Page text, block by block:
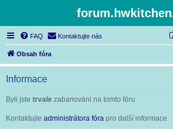
FAQ Kontaktujte nás
Obsah fóra
Informace
Byli jste trvale zabanováni na tomto fóru.
Kontaktujte administrátora fóra pro další informace.